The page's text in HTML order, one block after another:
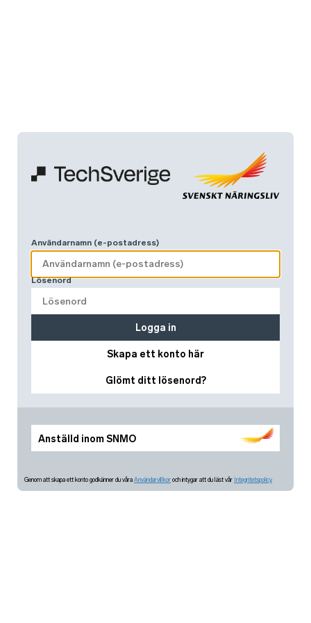
Anställd inom SNMO
Användarnamn (e-postadress)
Lösenord
Skapa ett konto här
Glömt ditt lösenord?
Logga in
Genom att skapa ett konto godkänner du våra Användarvillkor och intygar att du läst vår Integritetspolicy.